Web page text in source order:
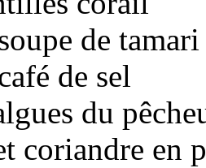
de tamari
de sel
du
coriandre en